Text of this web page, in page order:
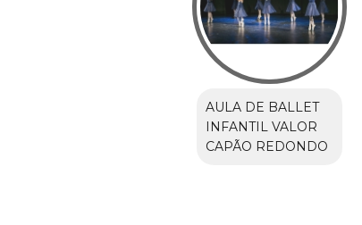
AULA DE BALLET
INFANTIL VALOR
CAPÃO REDONDO